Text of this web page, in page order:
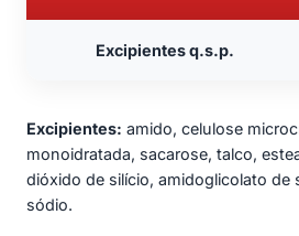
Excipientes q.s.p.
Excipientes: amido, celulose
monoidratada, sacarose, talco,
dióxido de silício, amidoglicolato de
sódio.